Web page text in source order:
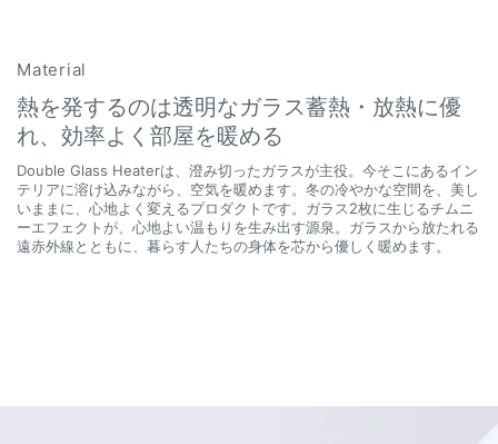
Material
熱を発するのは透明なガラス蓄熱・放熱に優
れ、効率よく部屋を暖める
Double Glass Heaterは、澄み切ったガラスが主役。今そこにあるイン
テリアに溶け込みながら、空気を暖めます。冬の冷やかな空間を、美し
いままに、心地よく変えるプロダクトです。ガラス2枚に生じるチムニ
ーエフェクトが、心地よい温もりを生み出す源泉。ガラスから放たれる
遠赤外線とともに、暮らす人たちの身体を芯から優しく暖めます。